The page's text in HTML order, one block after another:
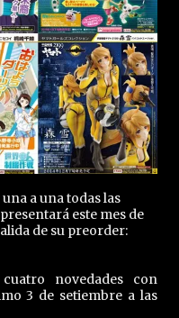
a una todas las
este mes de
de su preorder:
novedades con
3 de setiembre a las